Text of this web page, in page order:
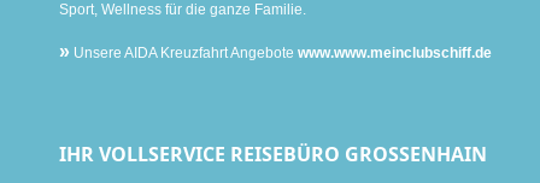
Sport, Wellness für die ganze Familie.
» Unsere AIDA Kreuzfahrt Angebote www.www.meinclubschiff.de
IHR VOLLSERVICE REISEBÜRO GROSSENHAIN